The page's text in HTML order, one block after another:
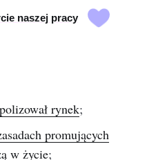
naszej pracy
rynek;
promujących
w życie;